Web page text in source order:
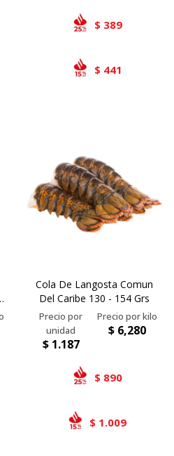
$ 389
$ 441
Cola De Langosta Comun
Del Caribe 130 - 154 Grs
$ 1.187
$ 6,280
$ 890
$ 1.009